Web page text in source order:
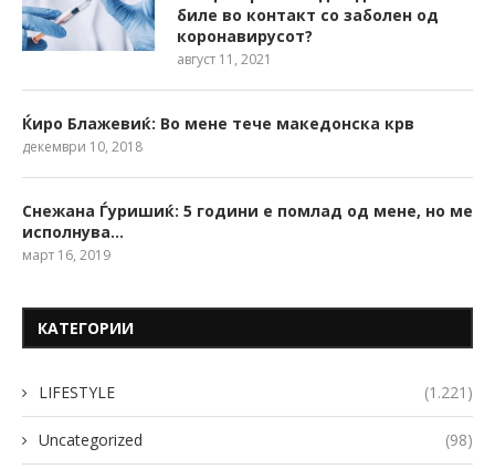
биле во контакт со заболен од
коронавирусот?
август 11, 2021
Ќиро Блажевиќ: Во мене тече македонска крв
декември 10, 2018
Снежана Ѓуришиќ: 5 години е помлад од мене, но ме
исполнува…
март 16, 2019
КАТЕГОРИИ
LIFESTYLE (1.221)
Uncategorized (98)